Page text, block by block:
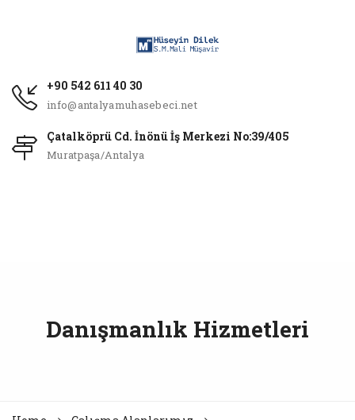
+90 542 611 40 30
info@antalyamuhasebeci.net
Çatalköprü Cd. İnönü İş Merkezi No:39/405
Muratpaşa/Antalya
Danışmanlık Hizmetleri